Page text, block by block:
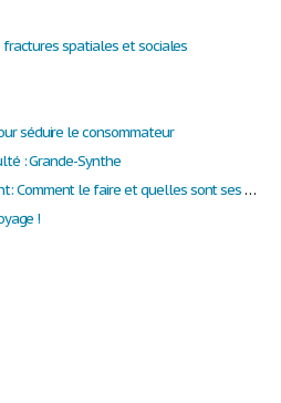
spatiales et sociales
séduire le consommateur
: Grande-Synthe
Amenager Une Ville Durablement: Comment le faire et quelles sont ses limites ?
!